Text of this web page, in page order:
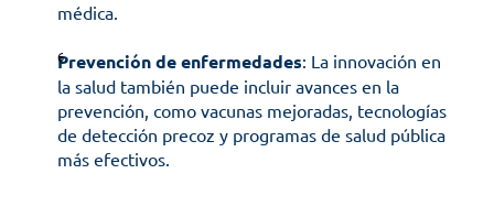
médica.
Prevención de enfermedades: La innovación en
la salud también puede incluir avances en la
prevención, como vacunas mejoradas, tecnologías
de detección precoz y programas de salud pública
más efectivos.